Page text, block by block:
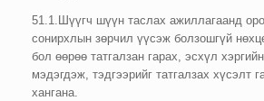
51.1.Шүүгч шүүн таслах ажиллагаанд
сонирхлын зөрчил үүсэж болзошгүй
бол өөрөө татгалзан гарах, эсхүл
мэдэгдэж, тэдгээрийг татгалзах хүсэлт
хангана.